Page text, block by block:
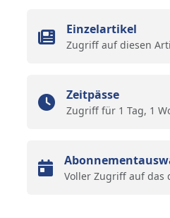
Einzelartikel
Zugriff auf diesen
Zeitpässe
Zugriff für 1 Tag, 1
Voller Zugriff auf das